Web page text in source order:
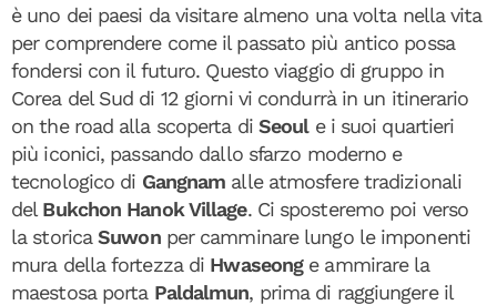
è uno dei paesi da visitare almeno una volta nella vita
per comprendere come il passato più antico possa
fondersi con il futuro. Questo viaggio di gruppo in
Corea del Sud di 12 giorni vi condurrà in un itinerario
on the road alla scoperta di Seoule i suoi quartieri
più iconici, passando dallo sfarzo moderno e
tecnologico di Gangnam alle atmosfere tradizionali
del Bukchon Hanok Village. Ci sposteremo poi verso
la storicaSuwon per camminare lungo le imponenti
mura della fortezza di Hwaseonge ammirare la
maestosa porta Paldalmun, prima di raggiungere il